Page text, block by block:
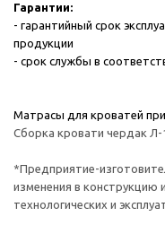
Гарантии:
- гарантийный срок
продукции
- срок службы в
Матрасы для кроватей
Сборка кровати чердак Л-
*Предприятие-
изменения в конструкцию
технологических и